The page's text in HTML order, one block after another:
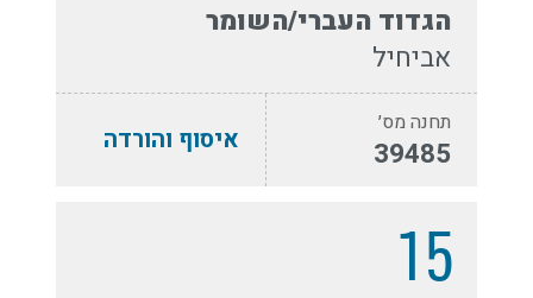
הגדוד העברי/השומר
אביחיל
תחנה מס׳
39485 איסוף והורדה
15